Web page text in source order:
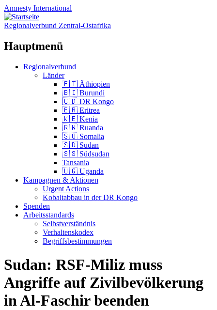
Amnesty International
Regionalverbund Zentral-Ostafrika
Hauptmenü
Zum
Regionalverbund
Länder
🇪🇹 Äthiopien
🇧🇮 Burundi
🇨🇩 DR Kongo
🇪🇷 Eritrea
🇰🇪 Kenia
🇷🇼 Ruanda
🇸🇴 Somalia
🇸🇩 Sudan
🇸🇸 Südsudan
Tansania
🇺🇬 Uganda
Kampagnen & Aktionen
Urgent Actions
Kobaltabbau in der DR Kongo
Spenden
Arbeitsstandards
Selbstverständnis
Verhaltenskodex
Begriffsbestimmungen
Sudan: RSF-Miliz muss
Angriffe auf Zivilbevölkerung
in Al-Faschir beenden